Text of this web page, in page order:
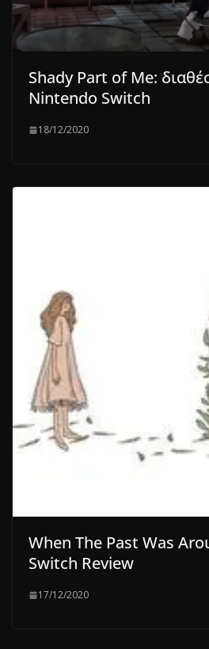
Shady Part of Me:
Nintendo Switch
18/12/2020
When The Past Was
Switch Review
17/12/2020